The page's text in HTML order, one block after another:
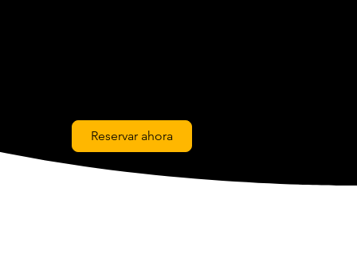
Reservar ahora